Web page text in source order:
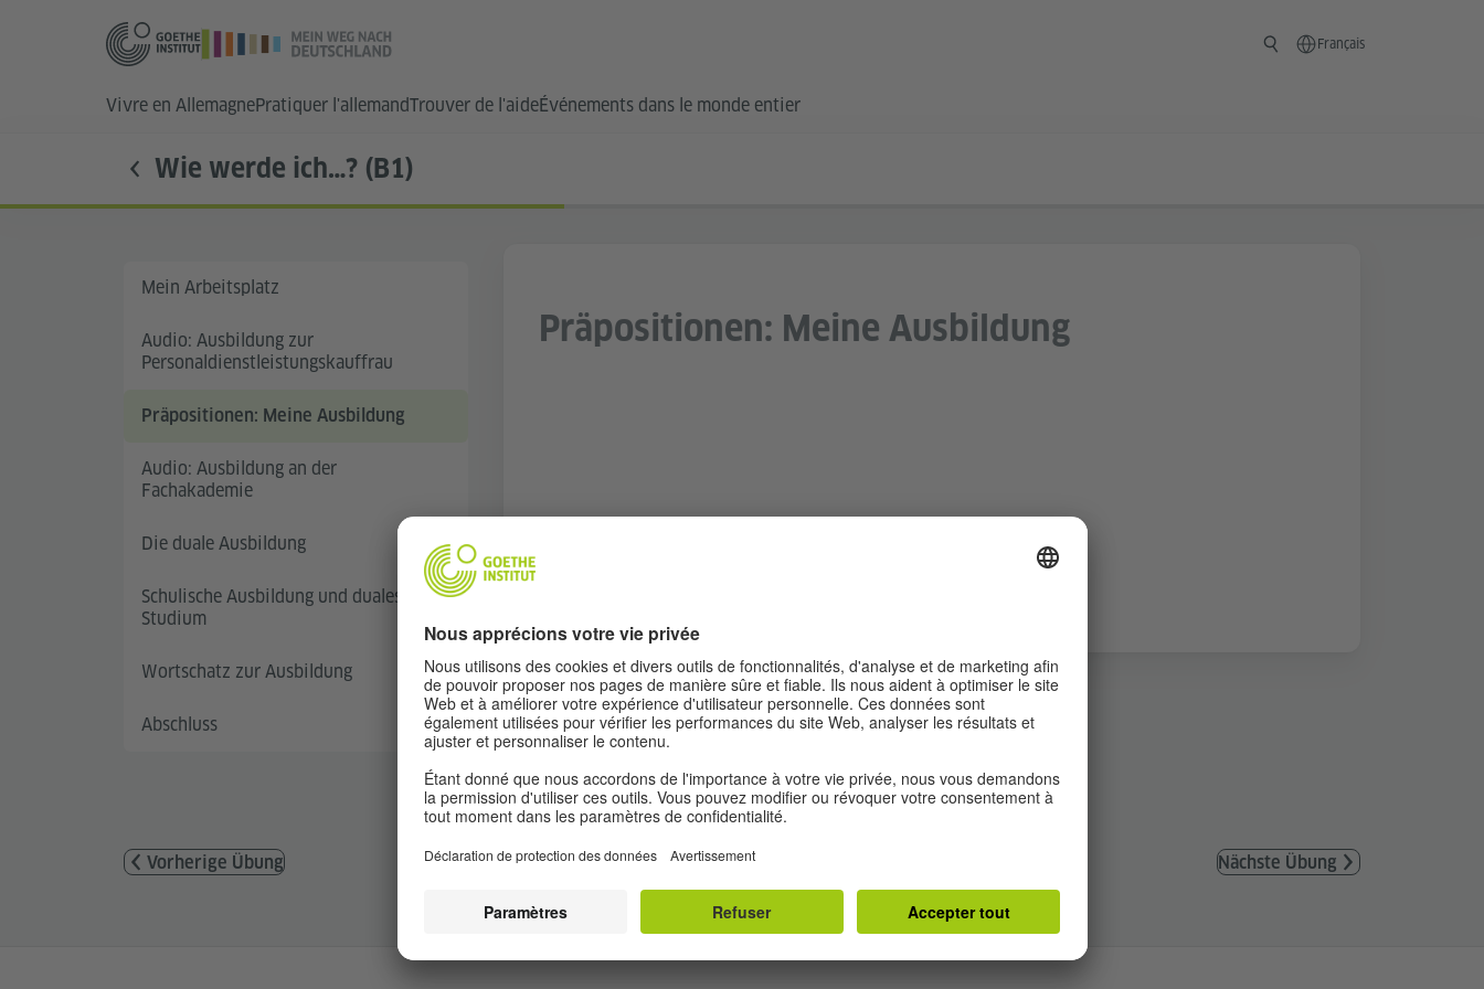
Français
Vivre en AllemagnePratiquer l'allemandTrouver de l'aideÉvénements dans le monde entier
Wie werde ich…? (B1)
Mein Arbeitsplatz
Audio: Ausbildung zur
Personaldienstleistungskauffrau
Präpositionen: Meine Ausbildung
Audio: Ausbildung an der
Fachakademie
Die duale Ausbildung
Schulische Ausbildung und duales
Studium
Wortschatz zur Ausbildung
Abschluss
Präpositionen: Meine Ausbildung
Vorherige Übung Nächste Übung